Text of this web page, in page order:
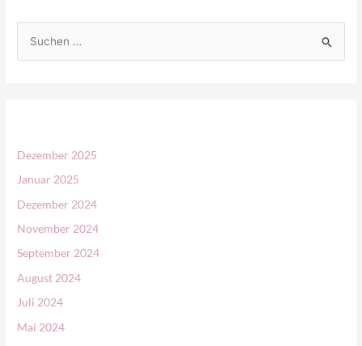
n
n
Dezember 2025
Januar 2025
Dezember 2024
November 2024
September 2024
August 2024
Juli 2024
Mai 2024